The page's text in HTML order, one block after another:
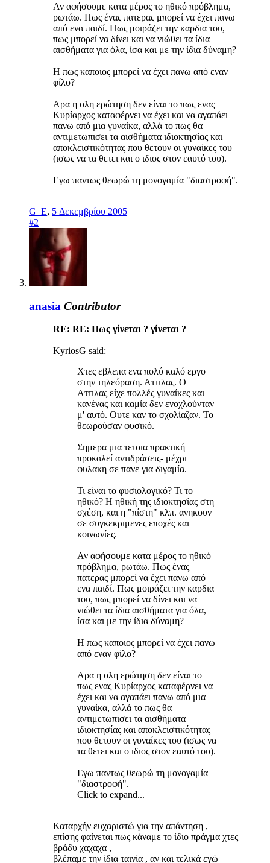
Αν αφήσουμε κατα μέρος το ηθικό πρόβλημα,
ρωτάω. Πως ένας πατερας μπορεί να έχει πανω
από ενα παιδί. Πως μοιράζει την καρδια του,
πως μπορεί να δίνει και να νιώθει τα ίδια
αισθήματα για όλα, ίσα και με την ίδια δύναμη?
Η πως καποιος μπορεί να έχει πανω από εναν
φίλο?
Αρα η ολη ερώτηση δεν είναι το πως ενας
Κυρίαρχος καταφέρνει να έχει και να αγαπάει
πανω από μια γυναίκα, αλλά το πως θα
αντιμετωπισει τα αισθήματα ιδιοκτησίας και
αποκλειστικότητας που θετουν οι γυναίκες του
(ισως να τα θετει και ο ιδιος στον εαυτό του).
Εγω παντως θεωρώ τη μονογαμία "διαστροφή".
G_E, 5 Δεκεμβρίου 2005
#2
anasia Contributor
RE: RE: Πως γίνεται ? γίνεται ?
KyriosG said:
Χτες εβλεπα ενα πολύ καλό εργο
στην τηλεόραση. Αττιλας. Ο
Αττιλας είχε πολλές γυναίκες και
κανένας και καμία δεν ενοχλούνταν
μ' αυτό. Ουτε καν το σχολίαζαν. Το
θεωρούσαν φυσικό.
Σημερα μια τετοια πρακτική
προκαλεί αντιδράσεις- μέχρι
φυλακη σε πανε για διγαμία.
Τι είναι το φυσιολογικό? Τι το
ηθικό? Η ηθική της ιδιοκτησίας στη
σχέση, και η "πίστη" κλπ. ανηκουν
σε συγκεκριμενες εποχές και
κοινωνίες.
Αν αφήσουμε κατα μέρος το ηθικό
πρόβλημα, ρωτάω. Πως ένας
πατερας μπορεί να έχει πανω από
ενα παιδί. Πως μοιράζει την καρδια
του, πως μπορεί να δίνει και να
νιώθει τα ίδια αισθήματα για όλα,
ίσα και με την ίδια δύναμη?
Η πως καποιος μπορεί να έχει πανω
από εναν φίλο?
Αρα η ολη ερώτηση δεν είναι το
πως ενας Κυρίαρχος καταφέρνει να
έχει και να αγαπάει πανω από μια
γυναίκα, αλλά το πως θα
αντιμετωπισει τα αισθήματα
ιδιοκτησίας και αποκλειστικότητας
που θετουν οι γυναίκες του (ισως να
τα θετει και ο ιδιος στον εαυτό του).
Εγω παντως θεωρώ τη μονογαμία
"διαστροφή".
Click to expand...
Καταρχήν ευχαριστώ για την απάντηση ,
επίσης φαίνεται πως κάναμε το ίδιο πράγμα χτες
βράδυ χαχαχα ,
βλέπαμε την ίδια ταινία , αν και τελικά εγώ